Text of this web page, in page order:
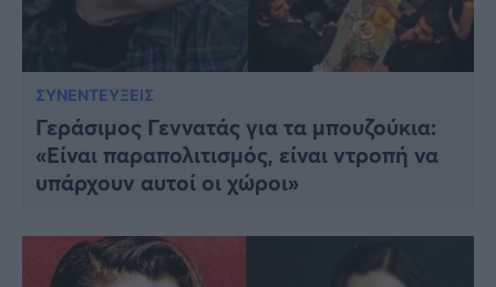
ΣΥΝΕΝΤΕΥΞΕΙΣ
Γεράσιμος Γεννατάς για τα μπουζούκια:
«Είναι παραπολιτισμός, είναι ντροπή να
υπάρχουν αυτοί οι χώροι»